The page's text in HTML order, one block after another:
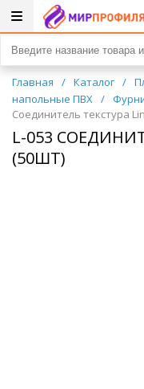
Главная / Каталог /
напольные ПВХ /
Соединитель текстура
L-053
(50ШТ)